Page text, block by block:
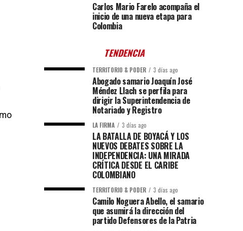
Carlos Mario Farelo acompaña el
inicio de una nueva etapa para
Colombia
TENDENCIA
TERRITORIO & PODER 3 días ago
Abogado samario Joaquín José
Méndez Llach se perfila para
dirigir la Superintendencia de
Notariado y Registro
LA FIRMA 3 días ago
LA BATALLA DE BOYACÁ Y LOS
NUEVOS DEBATES SOBRE LA
INDEPENDENCIA: UNA MIRADA
CRÍTICA DESDE EL CARIBE
COLOMBIANO
TERRITORIO & PODER 3 días ago
Camilo Noguera Abello, el samario
que asumirá la dirección del
partido Defensores de la Patria